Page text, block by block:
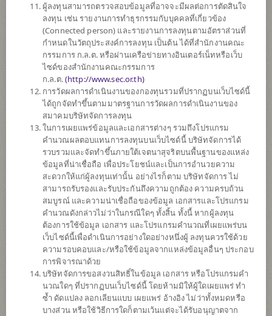
*ตามสกุลเงินของกองทุน
ข้อมูลสรุป
ผลการดำเนินงาน
ข้อมูลการสั่งซื้อขาย
ดาวน์โหลด
ปฏิทินวันหยุด
นโยบาย
เน้นลงทุนในหน่วยลงทุนของกองทุนรวมต่างประเทศเพียงกองทุนเดียว
(Feeder Fund) ได้แก่ PIMCO GIS Income Fund (กองทุนหลัก) Class
Accumulation สกุลเงิน USD กองทุนหลักจะกระจายการลงทุนไปยัง
ตราสารหนี้ประเภทต่าง ๆ ทั่วโลก ทั้งภาครัฐและเอกชน โดยอย่างน้อย
2 ใน 3 ของมูลค่าสินทรัพย์
กองทุนอาจลงทุนในสัญญาซื้อขายล่วงหน้า (Derivatives) เพื่อเพิ่ม
ประสิทธิภาพการบริหารการลงทุน (Efficient portfolio management)
และ/หรือการบริหารความเสี่ยง โดยป้องกันความเสี่ยงจากอัตราแลก
เปลี่ยน (Hedging) ตามดุลยพินิจของผู้จัดการกองทุน
ผู้ลงทุนสามารถตรวจสอบข้อมูลที่อาจจะมีผลต่อการตัดสินใจ
ลงทุน เช่น รายงานการทำธุรกรรมกับบุคคลที่เกี่ยวข้อง
(Connected person) และรายงานการลงทุนตามอัตราส่วนที่
กำหนดในวัตถุประสงค์การลงทุน เป็นต้น ได้ที่สำนักงานคณะ
กรรมการ ก.ล.ต. หรือผ่านเครือข่ายทางอินเตอร์เน็ทหรือเว็บ
ไซด์ของสำนักงานคณะกรรมการ
ก.ล.ต.(http://www.sec.or.th)
การวัดผลการดำเนินงานของกองทุนรวมที่ปรากฏบนเว็บไซด์นี้
ได้ถูกจัดทำขึ้นตามมาตรฐานการวัดผลการดำเนินงานของ
สมาคมบริษัทจัดการลงทุน
ในการเผยแพร่ข้อมูลและเอกสารต่างๆ รวมถึงโปรแกรม
คำนวณผลตอบแทนการลงทุนบนเว็บไซด์นี้ บริษัทจัดการได้
รวบรวมและจัดทำขึ้นภายใต้เจตนาสุจริตบนพื้นฐานของแหล่ง
ข้อมูลที่น่าเชื่อถือ เพื่อประโยชน์และเป็นการอำนวยความ
สะดวกให้แก่ผู้ลงทุนเท่านั้น อย่างไรก็ตาม บริษัทจัดการ ไม่
สามารถรับรองและรับประกันถึงความถูกต้อง ความครบถ้วน
สมบูรณ์ และความน่าเชื่อถือของข้อมูล เอกสารและโปรแกรม
คำนวณดังกล่าวไม่ว่าในกรณีใดๆ ทั้งสิ้น ทั้งนี้ หากผู้ลงทุน
ต้องการใช้ข้อมูล เอกสาร และโปรแกรมคำนวณที่เผยแพร่บน
เว็บไซด์นี้เพื่อดำเนินการอย่างใดอย่างหนึ่งผู้ ลงทุนควรใช้ด้วย
ความรอบคอบและ/หรือใช้ข้อมูลจากแหล่งข้อมูลอื่นๆ ประกอบ
การพิจารณาด้วย
บริษัทจัดการขอสงวนสิทธิ์ในข้อมูล เอกสาร หรือโปรแกรมคำ
นวณใดๆ ที่ปรากฏบนเว็บไซด์นี้ โดยห้ามมิให้ผู้ใดเผยแพร่ ทำ
ซ้ำ ดัดแปลง ลอกเลียนแบบ เผยแพร่ อ้างอิง ไม่ว่าทั้งหมดหรือ
บางส่วน หรือใช้วิธีการใดก็ตามเว้นแต่จะได้รับอนุญาตจาก